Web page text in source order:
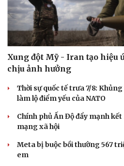
Xung đột Mỹ - Iran tạo hiệu
chịu ảnh hưởng
Thời sự quốc tế trưa 7/8:
làm lộ điểm yếu của NATO
Chính phủ Ấn Độ đẩy mạnh
mạng xã hội
Meta bị buộc bồi thường 567
em